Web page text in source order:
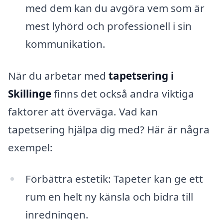
med dem kan du avgöra vem som är
mest lyhörd och professionell i sin
kommunikation.
När du arbetar med tapetsering i
Skillingefinns det också andra viktiga
faktorer att överväga. Vad kan
tapetsering hjälpa dig med? Här är några
exempel:
Förbättra estetik: Tapeter kan ge ett
rum en helt ny känsla och bidra till
inredningen.